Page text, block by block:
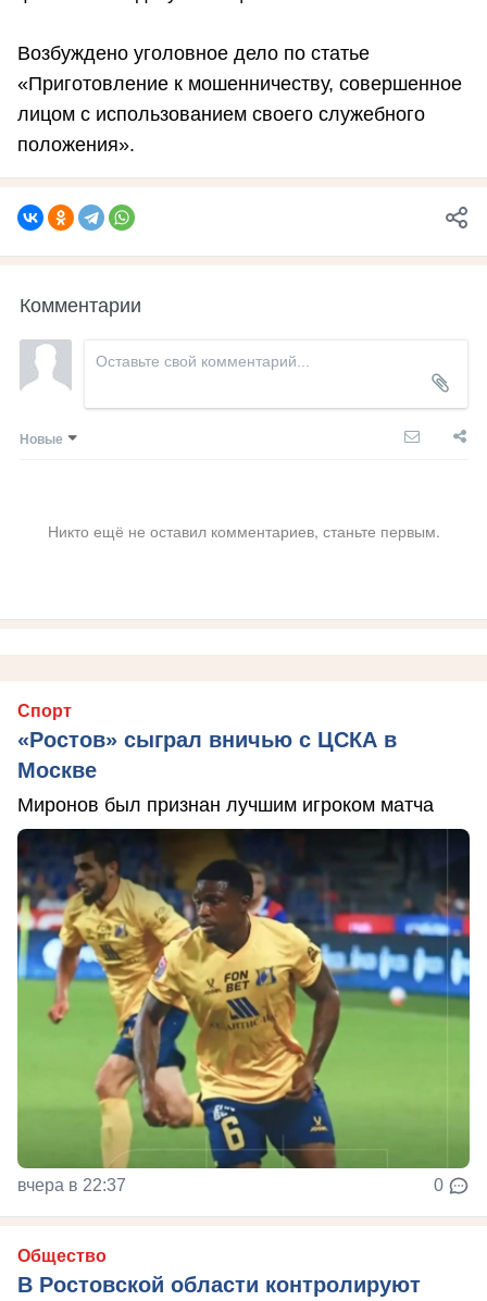
Возбуждено уголовное дело по статье
«Приготовление к мошенничеству, совершенное
лицом с использованием своего служебного
положения».
Комментарии
Новые
Никто ещё не оставил комментариев, станьте первым.
Спорт
«Ростов» сыграл вничью с ЦСКА в
Москве
Миронов был признан лучшим игроком матча
вчера в 22:37 0
Общество
В Ростовской области контролируют